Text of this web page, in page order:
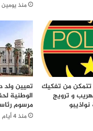
منذ يومين
تتمكن من تفكيك
و ترويج
تعيين ولد
الوطنية
مرسوم
منذ 4 أيام